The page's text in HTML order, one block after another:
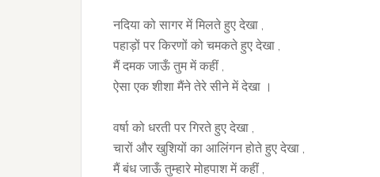
नदिया को सागर में मिलते हुए देखा ,
पहाड़ों पर किरणों को चमकते हुए देखा ,
मैं दमक जाऊँ तुम में कहीं ,
ऐसा एक शीशा मैंने तेरे सीने में देखा ।
वर्षा को धरती पर गिरते हुए देखा ,
चारों और खुशियों का आलिंगन होते हुए देखा ,
मैं बंध जाऊँ तुम्हारे मोहपाश में कहीं ,